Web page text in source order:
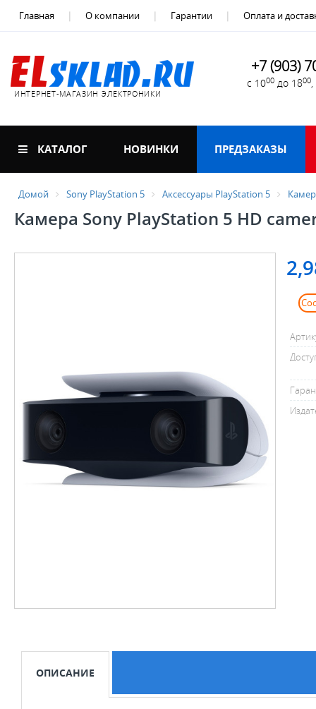
Главная О компании Гарантии Оплата и
ИНТЕРНЕТ-МАГАЗИН ЭЛЕКТРОНИКИ
+7 (903)
с 1000 до 1800
КАТАЛОГ НОВИНКИ ПРЕДЗАКАЗЫ
Домой Sony PlayStation 5 Аксессуары PlayStation 5
Камера Sony PlayStation 5 HD
ОПИСАНИЕ